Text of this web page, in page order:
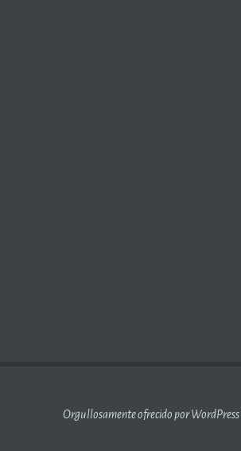
Orgullosamente ofrecido por WordPress